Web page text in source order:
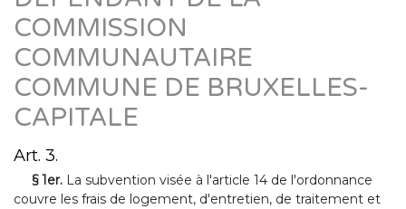
COMMISSION
COMMUNAUTAIRE
COMMUNE DE BRUXELLES-
CAPITALE
Art. 3.
§ 1er. La subvention visée à l'article 14 de l'ordonnance
couvre les frais de logement, d'entretien, de traitement et